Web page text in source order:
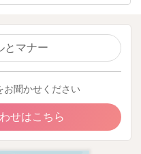
とマナー
お聞かせください
せはこちら